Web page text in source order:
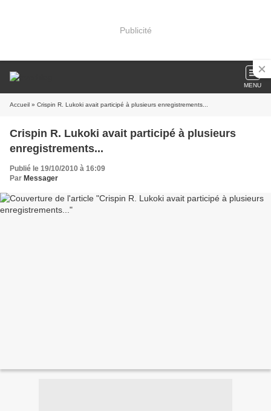
Publicité
MENU
Accueil » Crispin R. Lukoki avait participé à plusieurs enregistrements...
Crispin R. Lukoki avait participé à plusieurs
enregistrements...
Publié le 19/10/2010 à 16:09
Par Messager